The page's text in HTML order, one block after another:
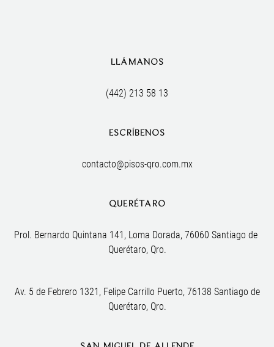
LLÁMANOS
(442) 213 58 13
ESCRÍBENOS
contacto@pisos-qro.com.mx
QUERÉTARO
Prol. Bernardo Quintana 141, Loma Dorada, 76060 Santiago de
Querétaro, Qro.
Av. 5 de Febrero 1321, Felipe Carrillo Puerto, 76138 Santiago de
Querétaro, Qro.